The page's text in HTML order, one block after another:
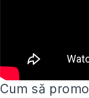
Cum să